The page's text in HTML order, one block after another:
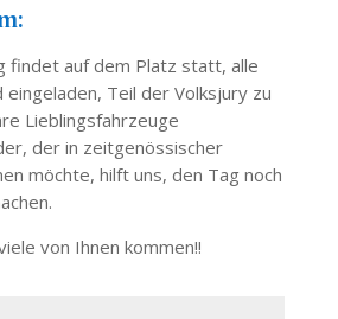
findet auf dem Platz statt, alle
eingeladen, Teil der Volksjury zu
Lieblingsfahrzeuge
der in zeitgenössischer
möchte, hilft uns, den Tag noch
von Ihnen kommen!!